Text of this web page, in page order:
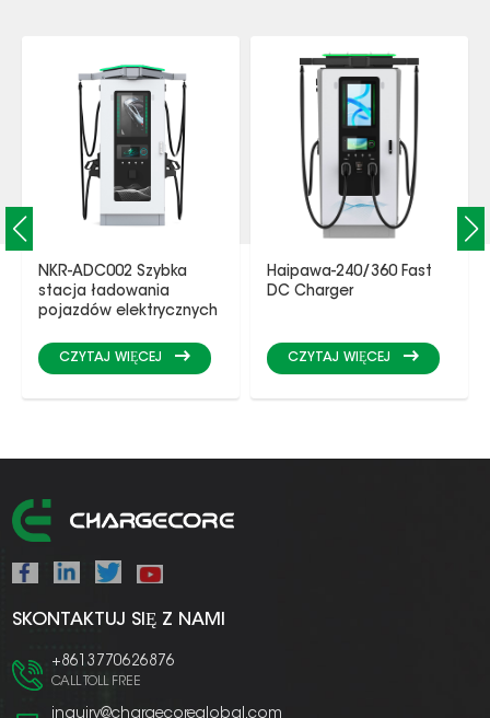
NKR-ADC002 Szybka
stacja ładowania
pojazdów elektrycznych
CZYTAJ WIĘCEJ
Haipawa-240/360 Fast
DC Charger
CZYTAJ WIĘCEJ
SKONTAKTUJ SIĘ Z NAMI
+8613770626876
CALL TOLL FREE